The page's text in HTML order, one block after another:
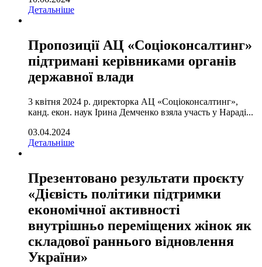
Детальніше
Пропозиції АЦ «Соціоконсалтинг»
підтримані керівниками органів
державної влади
3 квітня 2024 р. директорка АЦ «Соціоконсалтинг»,
канд. екон. наук Ірина Демченко взяла участь у Нараді...
03.04.2024
Детальніше
Презентовано результати проєкту
«Дієвість політики підтримки
економічної активності
внутрішньо переміщених жінок як
складової раннього відновлення
України»